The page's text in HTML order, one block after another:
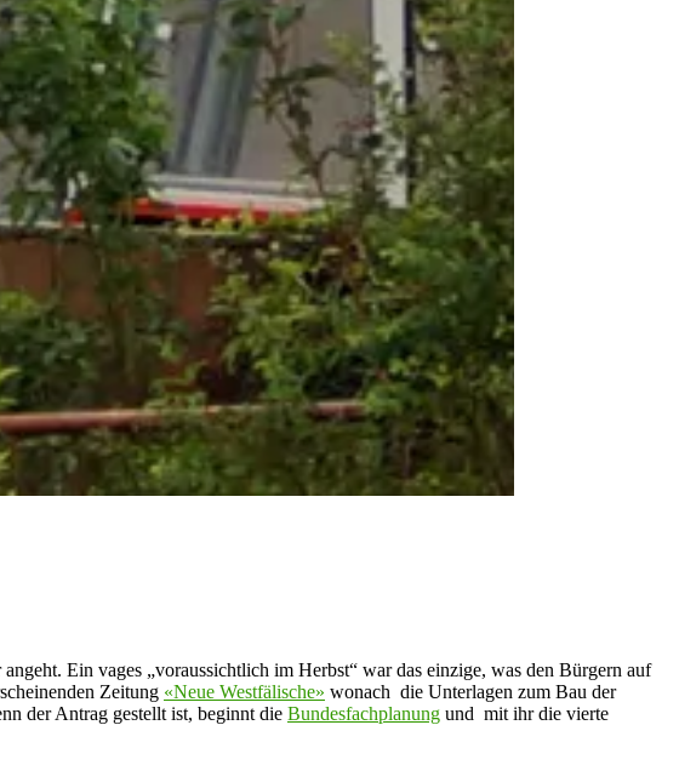
Ein vages „voraussichtlich im Herbst“ war das einzige, was den Bürgern auf
Zeitung «Neue Westfälische» wonach die Unterlagen zum Bau der
der Antrag gestellt ist, beginnt die Bundesfachplanung und mit ihr die vierte